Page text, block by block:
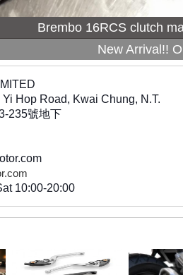
Brembo 16RCS clutch
New Arrival!!
Hop Road, Kwai Chung, N.T.
235號地下
10:00-20:00